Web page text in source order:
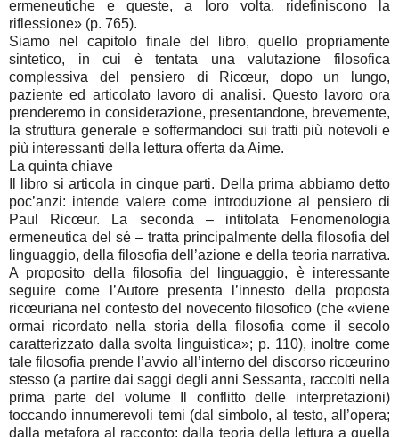
ermeneutiche e queste, a loro volta, ridefiniscono la
riflessione» (p. 765).
Siamo nel capitolo finale del libro, quello propriamente
sintetico, in cui è tentata una valutazione filosofica
complessiva del pensiero di Ricœur, dopo un lungo,
paziente ed articolato lavoro di analisi. Questo lavoro ora
prenderemo in considerazione, presentandone, brevemente,
la struttura generale e soffermandoci sui tratti più notevoli e
più interessanti della lettura offerta da Aime.
La quinta chiave
Il libro si articola in cinque parti. Della prima abbiamo detto
poc’anzi: intende valere come introduzione al pensiero di
Paul Ricœur. La seconda – intitolata Fenomenologia
ermeneutica del sé – tratta principalmente della filosofia del
linguaggio, della filosofia dell’azione e della teoria narrativa.
A proposito della filosofia del linguaggio, è interessante
seguire come l’Autore presenta l’innesto della proposta
ricœuriana nel contesto del novecento filosofico (che «viene
ormai ricordato nella storia della filosofia come il secolo
caratterizzato dalla svolta linguistica»; p. 110), inoltre come
tale filosofia prende l’avvio all’interno del discorso ricœurino
stesso (a partire dai saggi degli anni Sessanta, raccolti nella
prima parte del volume Il conflitto delle interpretazioni)
toccando innumerevoli temi (dal simbolo, al testo, all’opera;
dalla metafora al racconto; dalla teoria della lettura a quella